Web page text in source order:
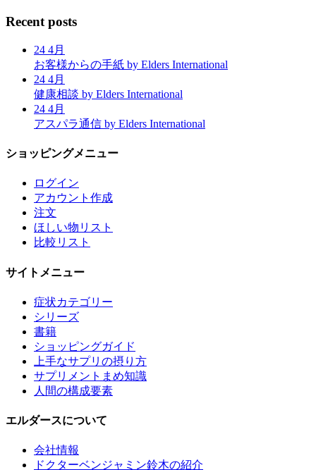
Recent posts
24 4月
お客様からの手紙 by Elders International
24 4月
健康相談 by Elders International
24 4月
アスパラ通信 by Elders International
ショッピングメニュー
ログイン
アカウント作成
注文
ほしい物リスト
比較リスト
サイトメニュー
症状カテゴリー
シリーズ
書籍
ショッピングガイド
上手なサプリの摂り方
サプリメントまめ知識
人間の構成要素
エルダースについて
会社情報
ドクターベンジャミン鈴木の紹介